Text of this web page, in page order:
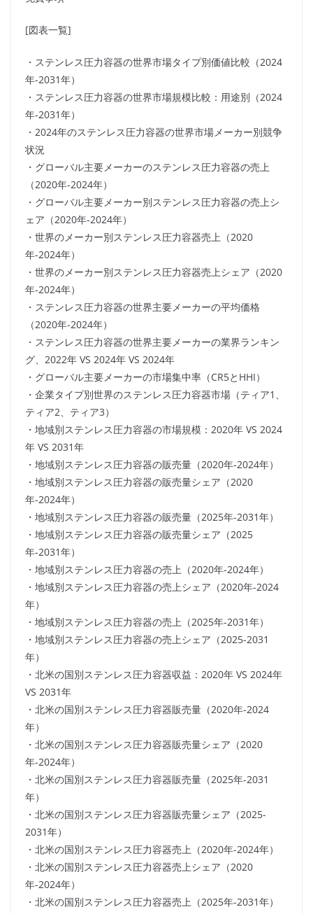
[図表一覧]
・ステンレス圧力容器の世界市場タイプ別価値比較（2024
年-2031年）
・ステンレス圧力容器の世界市場規模比較：用途別（2024
年-2031年）
・2024年のステンレス圧力容器の世界市場メーカー別競争
状況
・グローバル主要メーカーのステンレス圧力容器の売上
（2020年-2024年）
・グローバル主要メーカー別ステンレス圧力容器の売上シ
ェア（2020年-2024年）
・世界のメーカー別ステンレス圧力容器売上（2020
年-2024年）
・世界のメーカー別ステンレス圧力容器売上シェア（2020
年-2024年）
・ステンレス圧力容器の世界主要メーカーの平均価格
（2020年-2024年）
・ステンレス圧力容器の世界主要メーカーの業界ランキン
グ、2022年 VS 2024年 VS 2024年
・グローバル主要メーカーの市場集中率（CR5とHHI）
・企業タイプ別世界のステンレス圧力容器市場（ティア1、
ティア2、ティア3）
・地域別ステンレス圧力容器の市場規模：2020年 VS 2024
年 VS 2031年
・地域別ステンレス圧力容器の販売量（2020年-2024年）
・地域別ステンレス圧力容器の販売量シェア（2020
年-2024年）
・地域別ステンレス圧力容器の販売量（2025年-2031年）
・地域別ステンレス圧力容器の販売量シェア（2025
年-2031年）
・地域別ステンレス圧力容器の売上（2020年-2024年）
・地域別ステンレス圧力容器の売上シェア（2020年-2024
年）
・地域別ステンレス圧力容器の売上（2025年-2031年）
・地域別ステンレス圧力容器の売上シェア（2025-2031
年）
・北米の国別ステンレス圧力容器収益：2020年 VS 2024年
VS 2031年
・北米の国別ステンレス圧力容器販売量（2020年-2024
年）
・北米の国別ステンレス圧力容器販売量シェア（2020
年-2024年）
・北米の国別ステンレス圧力容器販売量（2025年-2031
年）
・北米の国別ステンレス圧力容器販売量シェア（2025-
2031年）
・北米の国別ステンレス圧力容器売上（2020年-2024年）
・北米の国別ステンレス圧力容器売上シェア（2020
年-2024年）
・北米の国別ステンレス圧力容器売上（2025年-2031年）